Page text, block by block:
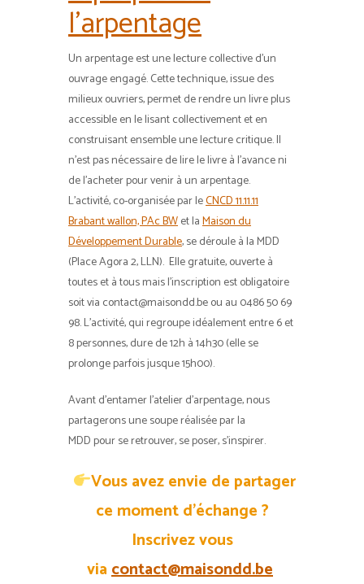
l’arpentage
Un arpentage est une lecture collective d’un
ouvrage engagé. Cette technique, issue des
milieux ouvriers, permet de rendre un livre plus
accessible en le lisant collectivement et en
construisant ensemble une lecture critique. Il
n’est pas nécessaire de lire le livre à l’avance ni
de l’acheter pour venir à un arpentage.
L’activité, co-organisée par leCNCD 11.11.11
Brabant wallon, PAc BWet laMaison du
Développement Durable, se déroule à la MDD
(Place Agora 2, LLN). Elle gratuite, ouverte à
toutes et à tous mais l’inscription est obligatoire
soit via contact@maisondd.be ou au 0486 50 69
98. L’activité, qui regroupe idéalement entre 6 et
8 personnes, dure de 12h à 14h30 (elle se
prolonge parfois jusque 15h00).
Avant d’entamer l’atelier d’arpentage, nous
partagerons une soupe réalisée par la
MDD pour se retrouver, se poser, s’inspirer.
Vous avez envie de partager
ce moment d’échange ?
Inscrivez vous
viacontact@maisondd.be